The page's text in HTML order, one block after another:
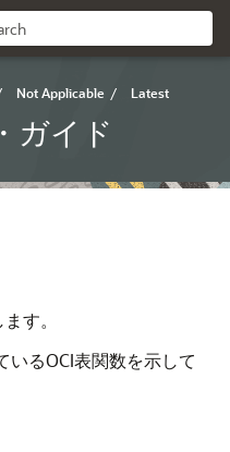
Not Applicable / Latest
ガイド
す。
いるOCI表関数を示して